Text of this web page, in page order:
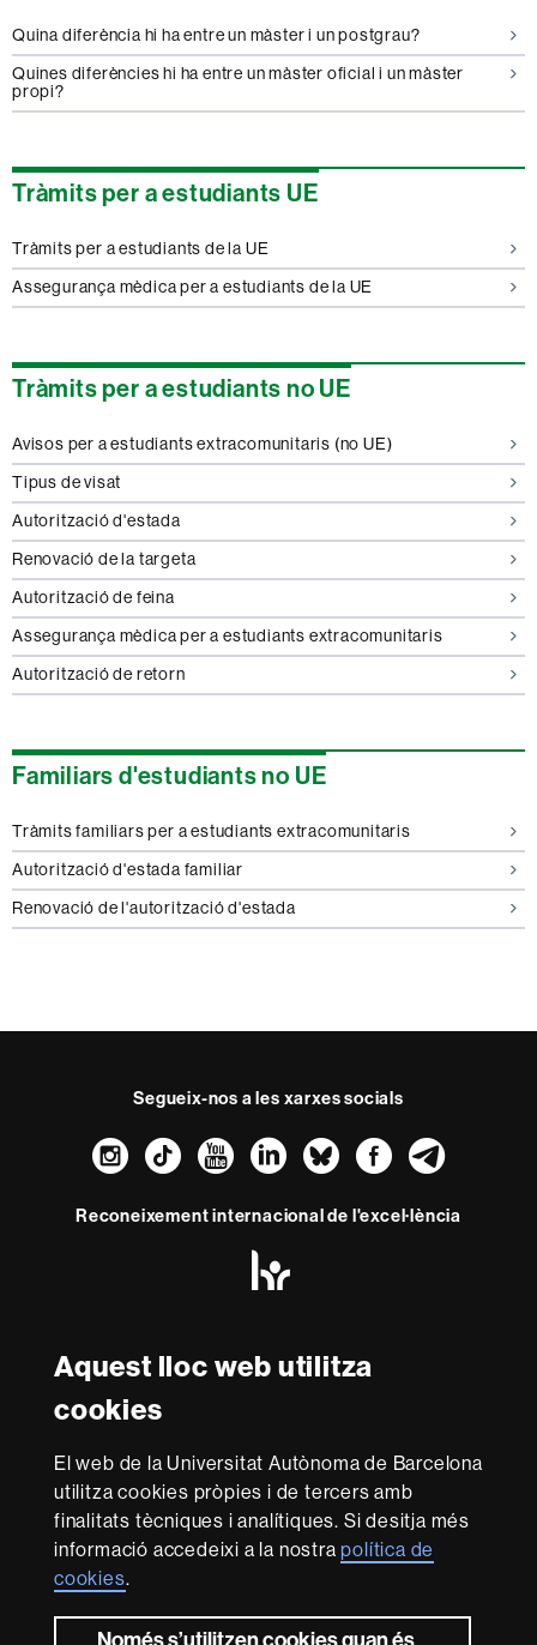
Aquest lloc web utilitza
cookies
El web de la Universitat Autònoma de Barcelona
utilitza cookies pròpies i de tercers amb
finalitats tècniques i analítiques. Si desitja més
informació accedeixi a la nostrapolítica de
cookies.
Quina diferència hi ha entre un màster i un postgrau?
Quines diferències hi ha entre un màster oficial i un màster
propi?
Tràmits per a estudiants UE
Tràmits per a estudiants de la UE
Assegurança mèdica per a estudiants de la UE
Tràmits per a estudiants no UE
Avisos per a estudiants extracomunitaris (no UE)
Tipus de visat
Autorització d'estada
Renovació de la targeta
Autorització de feina
Assegurança mèdica per a estudiants extracomunitaris
Autorització de retorn
Familiars d'estudiants no UE
Tràmits familiars per a estudiants extracomunitaris
Autorització d'estada familiar
Renovació de l'autorització d'estada
Segueix-nos a les xarxes socials
Instagram
TikTokYouTube
LinkedIn
Bluesky
Reconeixement internacional de l'excel·lència
-
Euraxess
Amb el finançament de
Sobre
aquest
web
Avís legal Protecció de dades Sobre el
web Accessibilitat web Mapa del web UAB
docència de qualitat i excel·lència, diversificada,